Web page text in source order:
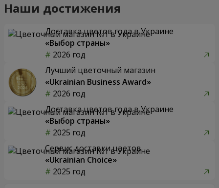
Наши достижения
Доставка цветов года в Украине
«Выбор страны»
2026 год
Лучший цветочный магазин
«Ukrainian Business Award»
2026 год
Доставка цветов года в Украине
«Выбор страны»
2025 год
Сервис доставки цветов
«Ukrainian Choice»
2025 год